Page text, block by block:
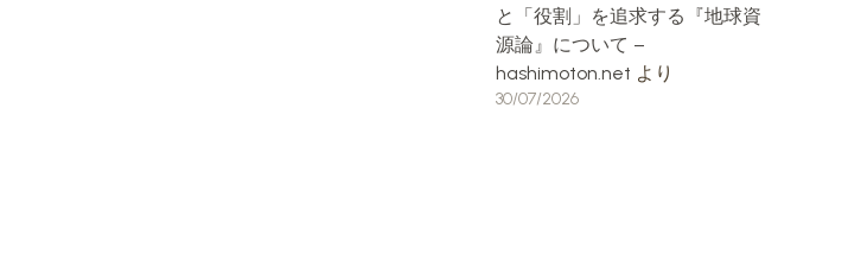
と「役割」を追求する『地球資
源論』について –
hashimoton.net より
30/07/2026